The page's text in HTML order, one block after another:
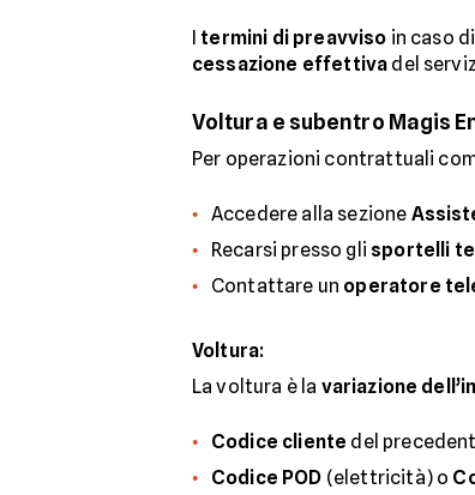
I termini di preavviso in caso
cessazione effettiva del
Voltura e subentro Magis
Per operazioni contrattuali
Accedere alla sezione
Recarsi presso gli sportelli
Contattare un operatore
Voltura:
La voltura è la variazione
Codice cliente del
Codice POD (elettricità) o